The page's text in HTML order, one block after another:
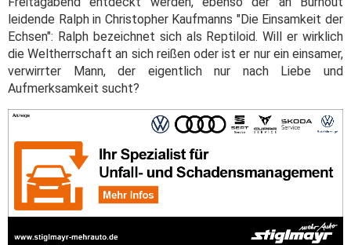
leidende Ralph in Christopher Kaufmanns "Die Einsamkeit der
Echsen": Ralph bezeichnet sich als Reptiloid. Will er wirklich
die Weltherrschaft an sich reißen oder ist er nur ein einsamer,
verwirrter Mann, der eigentlich nur nach Liebe und
Aufmerksamkeit sucht?